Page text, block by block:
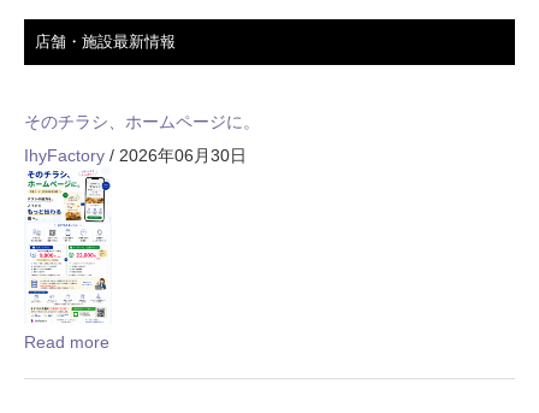
店舗・施設最新情報
そのチラシ、ホームページに。
IhyFactory / 2026年06月30日
Read more